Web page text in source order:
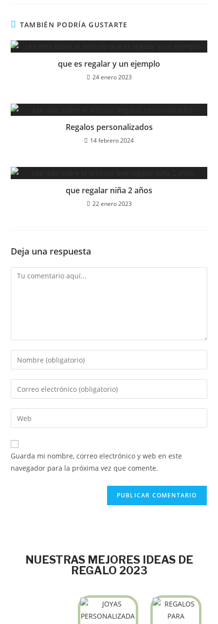
TAMBIÉN PODRÍA GUSTARTE
que es regalar y un ejemplo
24 enero 2023
Regalos personalizados
14 febrero 2024
que regalar niña 2 años
22 enero 2023
Deja una respuesta
Guarda mi nombre, correo electrónico y web en este
navegador para la próxima vez que comente.
NUESTRAS MEJORES IDEAS DE
REGALO 2023